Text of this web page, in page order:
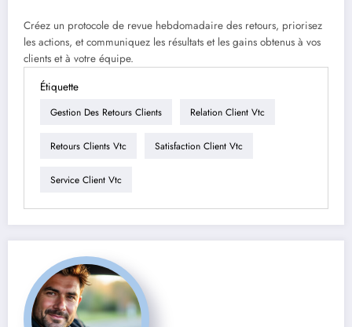
Créez un protocole de revue hebdomadaire des retours, priorisez
les actions, et communiquez les résultats et les gains obtenus à vos
clients et à votre équipe.
Étiquette
Gestion Des Retours Clients Relation Client Vtc
Retours Clients Vtc Satisfaction Client Vtc
Service Client Vtc